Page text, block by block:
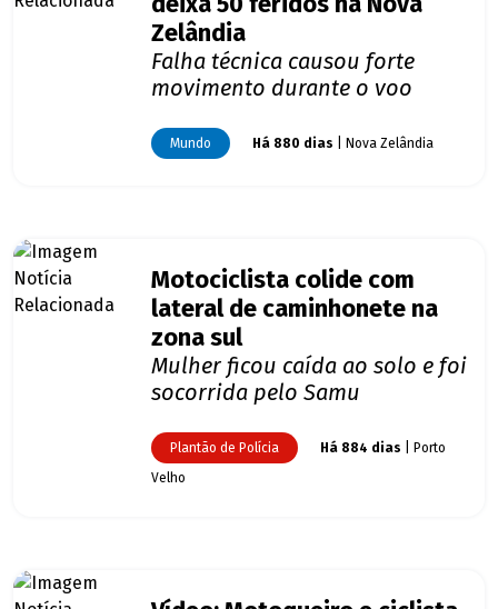
Zelândia
Falha técnica causou forte
movimento durante o voo
Mundo Há 880 dias | Nova Zelândia
Motociclista colide com
lateral de caminhonete na
zona sul
Mulher ficou caída ao solo e foi
socorrida pelo Samu
Plantão de Polícia Há 884 dias | Porto
Velho